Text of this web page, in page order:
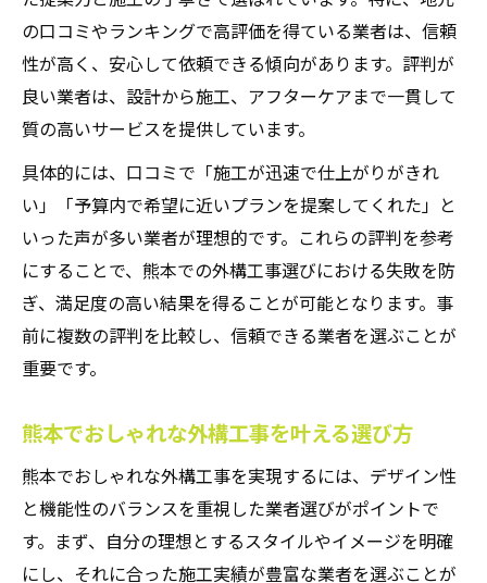
の口コミやランキングで高評価を得ている業者は、信頼
性が高く、安心して依頼できる傾向があります。評判が
良い業者は、設計から施工、アフターケアまで一貫して
質の高いサービスを提供しています。
具体的には、口コミで「施工が迅速で仕上がりがきれ
い」「予算内で希望に近いプランを提案してくれた」と
いった声が多い業者が理想的です。これらの評判を参考
にすることで、熊本での外構工事選びにおける失敗を防
ぎ、満足度の高い結果を得ることが可能となります。事
前に複数の評判を比較し、信頼できる業者を選ぶことが
重要です。
熊本でおしゃれな外構工事を叶える選び方
熊本でおしゃれな外構工事を実現するには、デザイン性
と機能性のバランスを重視した業者選びがポイントで
す。まず、自分の理想とするスタイルやイメージを明確
にし、それに合った施工実績が豊富な業者を選ぶことが